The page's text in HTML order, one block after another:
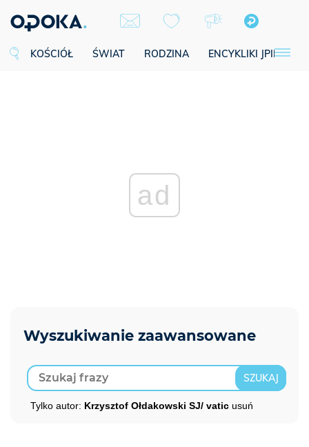
KOŚCIÓŁ ŚWIAT RODZINA ENCYKLIKI JPII
ad
Tylko autor: Krzysztof Ołdakowski SJ/ vatic usuń